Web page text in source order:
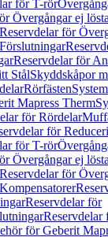
för T-rör
Övergångar ej
Reservdelar för
Förslutningar
Reservdelar för
StålSkyddskåpor
Rörfästen
Mapress Therm
för Rördelar
för
för T-rör
Övergångar ej
Reservdelar för
Kompensatorer
Reservdelar för
Reservdelar
för Geberit